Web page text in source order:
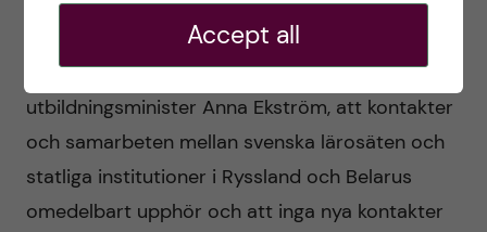
Ole Petter Ottersen
I går uppmanade regeringen, via
utbildningsminister Anna Ekström, att kontakter
och samarbeten mellan svenska lärosäten och
statliga institutioner i Ryssland och Belarus
omedelbart upphör och att inga nya kontakter
Accept all